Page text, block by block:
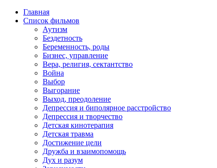
Главная
Список фильмов
Аутизм
Бездетность
Беременность, роды
Бизнес, управление
Вера, религия, сектантство
Война
Выбор
Выгорание
Выход, преодоление
Депрессия и биполярное расстройство
Депрессия и творчество
Детская кинотерапия
Детская травма
Достижение цели
Дружба и взаимопомощь
Дух и разум